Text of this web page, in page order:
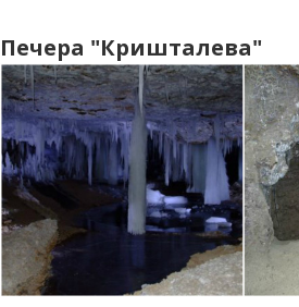
Печера "Кришталева"